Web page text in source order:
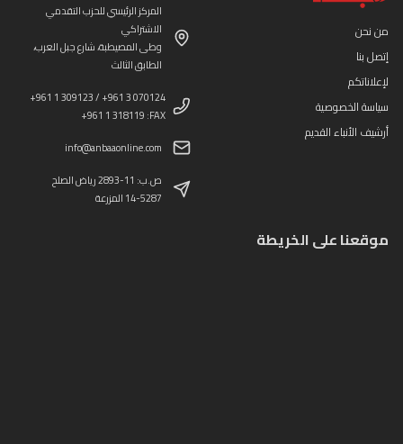
من نحن
إتصل بنا
لإعلاناتكم
سياسة الخصوصية
أرشيف الأنباء القديم
المركز الرئيسي للحزب التقدمي
الاشتراكي
وطى المصيطبة، شارع جبل العرب،
الطابق الثالث
+961 1 309123 / +961 3 070124
+961 1 318119 :FAX
info@anbaaonline.com
ص.ب: 11-2893 رياض الصلح
14-5287 المزرعة
موقعنا على الخريطة